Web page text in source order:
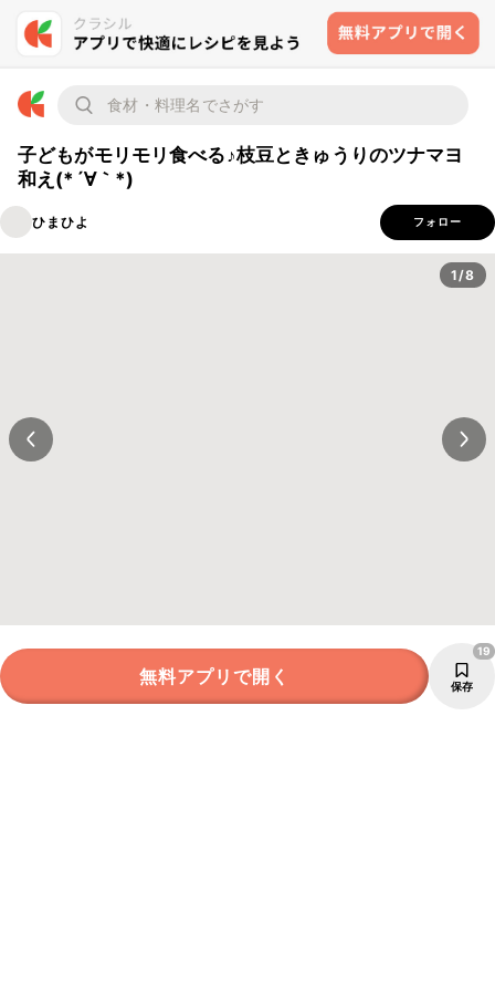
子どもがモリモリ食べる♪枝豆ときゅうりのツナマヨ
和え(*´∀｀*)
ひまひよ フォロー
1/8
無料アプリで開く 保存
19